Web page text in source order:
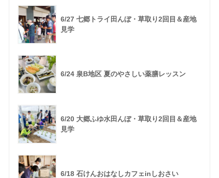
6/27 七郷トライ田んぼ・草取り2回目＆産地
見学
6/24 泉B地区 夏のやさしい薬膳レッスン
6/20 大郷ふゆ水田んぼ・草取り2回目＆産地
見学
6/18 石けんおはなしカフェinしおさい